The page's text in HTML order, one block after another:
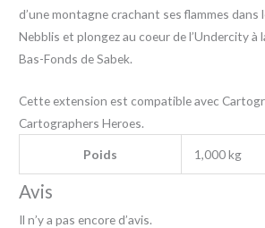
d’une montagne crachant ses flammes dans
Nebblis et plongez au coeur de l’Undercity à
Bas-Fonds de Sabek.
Cette extension est compatible avec
Cartographers Heroes.
Poids 1,000 kg
Avis
Il n’y a pas encore d’avis.